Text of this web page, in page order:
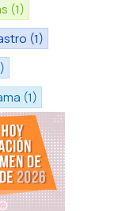
(1)
(1)
(1)